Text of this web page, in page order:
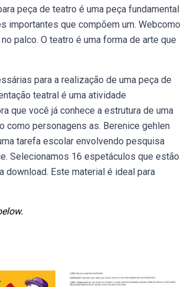
peça de teatro é uma peça fundamental
importantes que compõem um. Webcomo
palco. O teatro é uma forma de arte que
para a realização de uma peça de
teatral é uma atividade
que você já conhece a estrutura de uma
como personagens as. Berenice gehlen
tarefa escolar envolvendo pesquisa
Selecionamos 16 espetáculos que estão
download. Este material é ideal para